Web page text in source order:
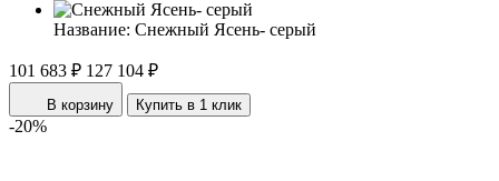
Название: Снежный Ясень- серый
101 683 ₽ 127 104 ₽
В корзину Купить в 1 клик
-20%